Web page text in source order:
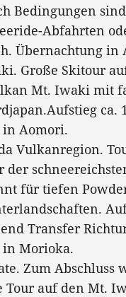
Bedingungen
Abfahrten
Übernachtung in
Große Skitour
Mt. Iwaki mit
ca.
Aomori.
Vulkanregion.
der
für tiefen
Transfer
Morioka.
Zum Abschluss
auf den Mt.